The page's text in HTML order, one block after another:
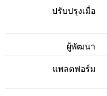
ปรับปรุงเมื่อ
ผู้พัฒนา
แพลตฟอร์ม